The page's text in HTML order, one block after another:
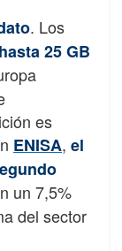
. Los
hasta 25 GB
es
ENISA, el
un 7,5%
del sector